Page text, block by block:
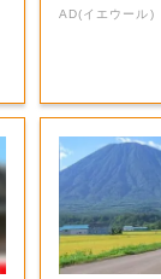
AD(イエウール)